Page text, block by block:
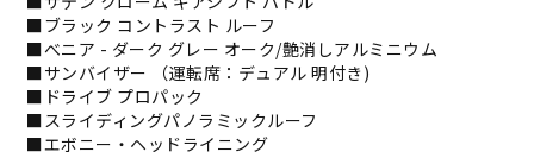
■ブラック コントラスト ルーフ
■べニア - ダーク グレー オーク/艶消しアルミニウム
■サンバイザー （運転席：デュアル 明付き)
■ドライブ プロパック
■スライディングパノラミックルーフ
■エボニー・ヘッドライニング